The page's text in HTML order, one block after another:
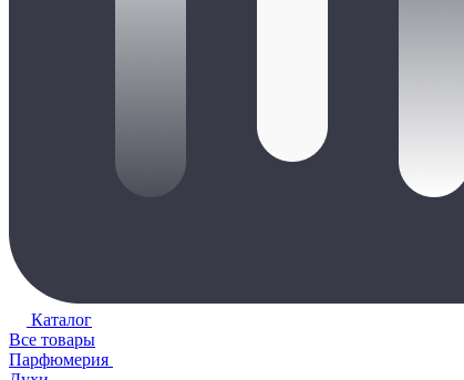
Каталог
Все товары
Парфюмерия